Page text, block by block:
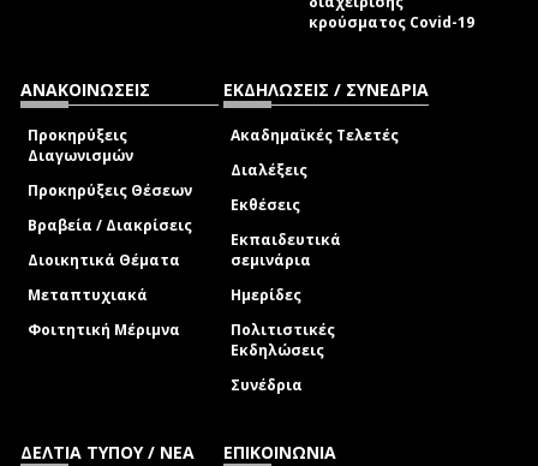
κρούσματος Covid-19
ΑΝΑΚΟΙΝΩΣΕΙΣ
Προκηρύξεις
Διαγωνισμών
Προκηρύξεις Θέσεων
Βραβεία / Διακρίσεις
Διοικητικά Θέματα
Μεταπτυχιακά
Φοιτητική Μέριμνα
ΕΚΔΗΛΩΣΕΙΣ / ΣΥΝΕΔΡΙΑ
Ακαδημαϊκές Τελετές
Διαλέξεις
Εκθέσεις
Εκπαιδευτικά
σεμινάρια
Ημερίδες
Πολιτιστικές
Εκδηλώσεις
Συνέδρια
ΔΕΛΤΙΑ ΤΥΠΟΥ / ΝΕΑ ΕΠΙΚΟΙΝΩΝΙΑ